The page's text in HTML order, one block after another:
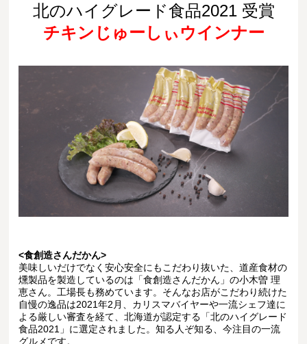
北のハイグレード食品2021 受賞
チキンじゅーしぃウインナー
<食創造さんだかん>
美味しいだけでなく安心安全にもこだわり抜いた、道産食材の
燻製品を製造しているのは「食創造さんだかん」の小木曽 理
恵さん。工場長も務めています。そんなお店がこだわり続けた
自慢の逸品は2021年2月、カリスマバイヤーや一流シェフ達に
よる厳しい審査を経て、北海道が認定する「北のハイグレード
食品2021」に選定されました。知る人ぞ知る、今注目の一流
グルメです。